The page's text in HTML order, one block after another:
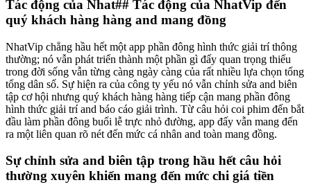
Tác động của Nhat## Tác động của NhatVip đến
quý khách hàng hàng and mang đồng
NhatVip chẳng hầu hết một app phần đông hình thức giải trí thông
thường; nó vẫn phát triển thành một phần gì đấy quan trọng thiếu
trong đời sống vẫn từng càng ngày càng của rất nhiều lựa chọn tổng
tổng dân số. Sự hiện ra của công ty yếu nó vẫn chỉnh sửa and biên
tập cơ hội nhưng quý khách hàng hàng tiếp cận mang phần đông
hình thức giải trí and báo cáo giải trình. Từ câu hỏi coi phim đến bắt
đầu làm phần đông buổi lễ trực nhỏ đường, app đấy vẫn mang đến
ra một liên quan rõ nét đến mức cá nhân and toàn mang đồng.
Sự chỉnh sửa and biên tập trong hầu hết câu hỏi
thường xuyên khiến mang đến mức chi giá tiền